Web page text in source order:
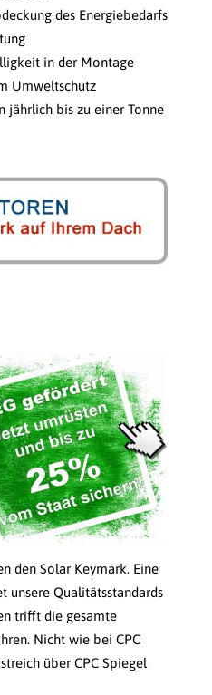
des Energiebedarfs
in der Montage
Umweltschutz
jährlich bis zu einer Tonne
den Solar Keymark. Eine
unsere Qualitätsstandards
trifft die gesamte
Nicht wie bei CPC
über CPC Spiegel